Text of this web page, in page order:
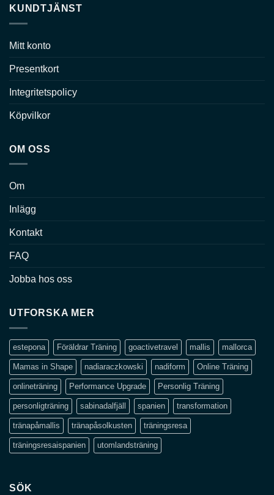
KUNDTJÄNST
Mitt konto
Presentkort
Integritetspolicy
Köpvilkor
OM OSS
Om
Inlägg
Kontakt
FAQ
Jobba hos oss
UTFORSKA MER
estepona Föräldrar Träning goactivetravel mallis mallorca
Mamas in Shape nadiaraczkowski nadiform Online Träning
onlineträning Performance Upgrade Personlig Träning
personligträning sabinadalfjäll spanien transformation
tränapåmallis tränapåsolkusten träningsresa
träningsresaispanien utomlandsträning
SÖK